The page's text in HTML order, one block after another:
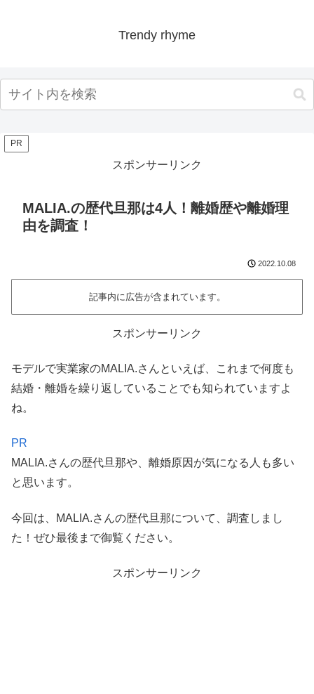
Trendy rhyme
PR
スポンサーリンク
MALIA.の歴代旦那は4人！離婚歴や離婚理
由を調査！
2022.10.08
記事内に広告が含まれています。
スポンサーリンク
モデルで実業家のMALIA.さんといえば、これまで何度も
結婚・離婚を繰り返していることでも知られていますよ
ね。
PR
MALIA.さんの歴代旦那や、離婚原因が気になる人も多い
と思います。
今回は、MALIA.さんの歴代旦那について、調査しまし
た！ぜひ最後まで御覧ください。
スポンサーリンク